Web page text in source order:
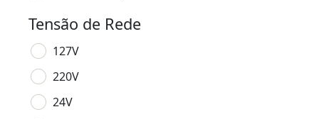
Tensão de Rede
127V
220V
24V